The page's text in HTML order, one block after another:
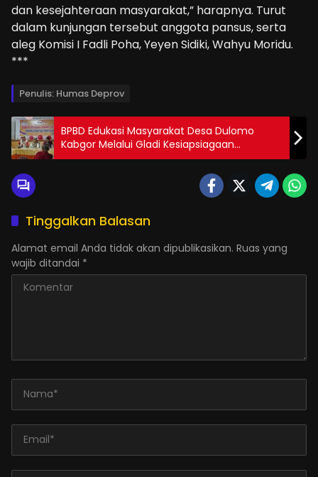
dan kesejahteraan masyarakat,” harapnya. Turut
dalam kunjungan tersebut anggota pansus, serta
aleg Komisi I Fadli Poha, Yeyen Sidiki, Wahyu Moridu.
***
Penulis: Humas Deprov
BPBD Edukasi Masyarakat Desa Dulomo
Kabgor Melalui Gladi Kesiapsiagaan
Terhadap Bencana Provinsi Gorontalo
Tinggalkan Balasan
Alamat email Anda tidak akan dipublikasikan. Ruas yang
wajib ditandai *